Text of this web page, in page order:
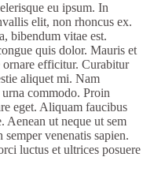
eu ipsum. In
elit, non rhoncus ex.
bibendum vitae est.
quis dolor. Mauris et
ornare efficitur. Curabitur
aliquet mi. Nam
commodo. Proin
eget. Aliquam faucibus
Aenean ut neque ut sem
venenatis sapien.
luctus et ultrices posuere